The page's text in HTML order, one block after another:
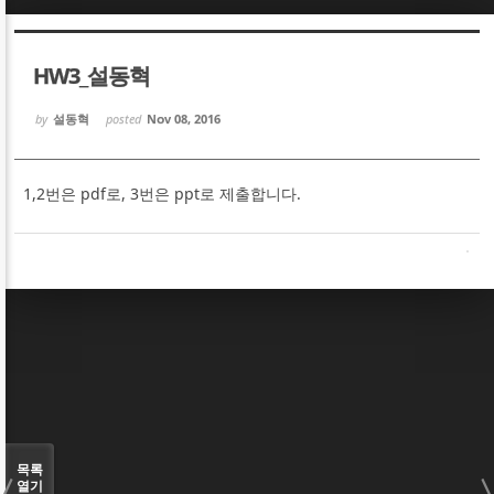
HW3_설동혁
by 설동혁 posted Nov 08, 2016
1,2번은 pdf로, 3번은 ppt로 제출합니다.
목록
열기
Sketchbook5, 스케치북5
Sketchbook5, 스케치북5
Sketchbook5, 스케치북5
Sketchbook5, 스케치북5